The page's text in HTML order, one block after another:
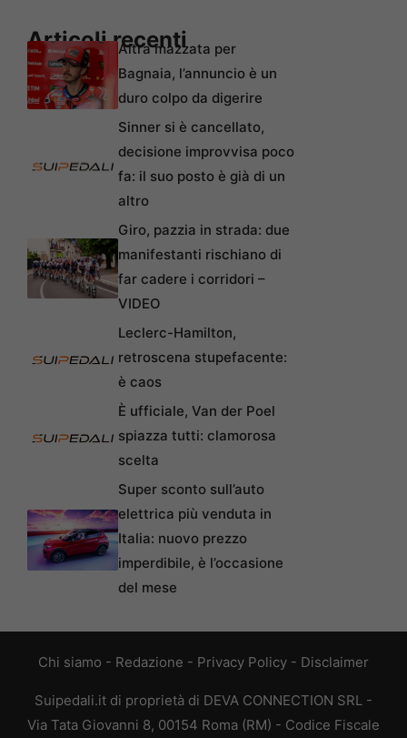
Articoli recenti
Altra mazzata per
Bagnaia, l’annuncio è un
duro colpo da digerire
Sinner si è cancellato,
decisione improvvisa poco
fa: il suo posto è già di un
altro
Giro, pazzia in strada: due
manifestanti rischiano di
far cadere i corridori –
VIDEO
Leclerc-Hamilton,
retroscena stupefacente:
è caos
È ufficiale, Van der Poel
spiazza tutti: clamorosa
scelta
Super sconto sull’auto
elettrica più venduta in
Italia: nuovo prezzo
imperdibile, è l’occasione
del mese
Chi siamo - Redazione - Privacy Policy - Disclaimer
Suipedali.it di proprietà di DEVA CONNECTION SRL -
Via Tata Giovanni 8, 00154 Roma (RM) - Codice Fiscale